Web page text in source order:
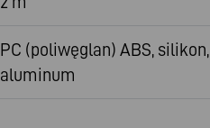
PC (poliwęglan) ABS, silikon,
aluminum